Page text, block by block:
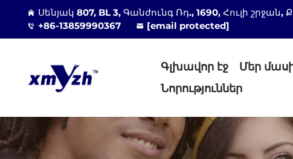
Սենյակ 807, BL 3, Գանժունգ Ռդ., 1690, Հուլի
+86-13859990367
[email protected]
Գլխավոր էջ Մեր
Նորություններ